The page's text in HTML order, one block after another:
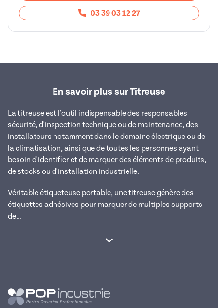
03 39 03 12 27
En savoir plus sur Titreuse
La titreuse est l'outil indispensable des responsables
sécurité, d'inspection technique ou de maintenance, des
installateurs notamment dans le domaine électrique ou de
la climatisation, ainsi que de toutes les personnes ayant
besoin d'identifier et de marquer des éléments de produits,
de stocks ou d'installation industrielle.
Véritable étiqueteuse portable, une titreuse génère des
étiquettes adhésives pour marquer de multiples supports
de...
Afficher la suite